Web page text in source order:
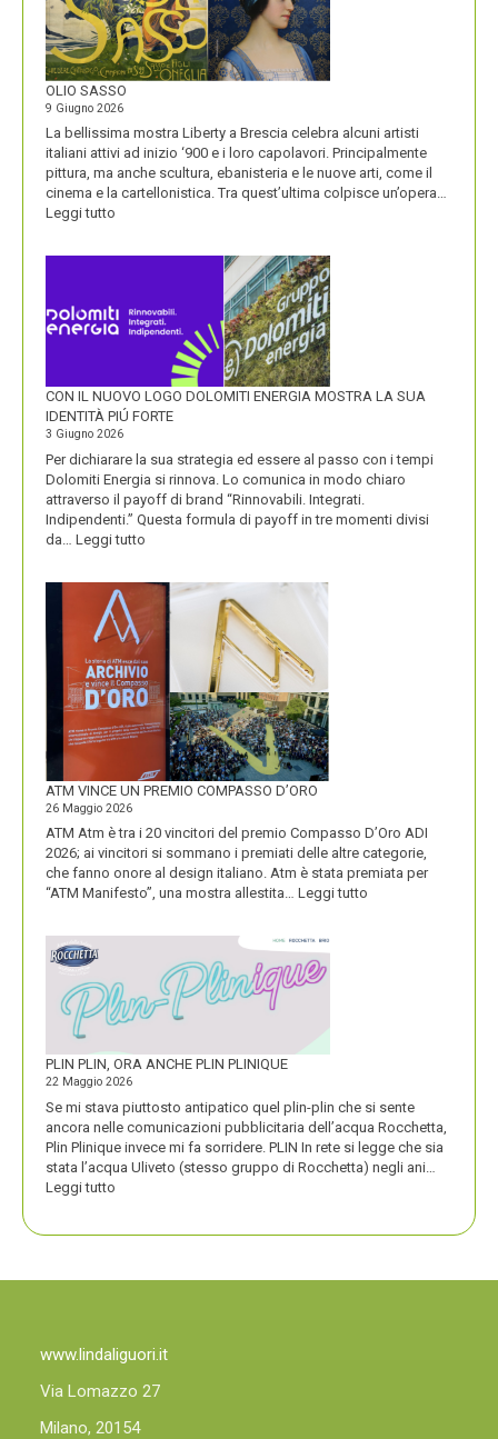
E
LA
VISIONE
ALL’ORIGINE
DI
NOME
OLIO SASSO
9 Giugno 2026
La bellissima mostra Liberty a Brescia celebra alcuni artisti
italiani attivi ad inizio ‘900 e i loro capolavori. Principalmente
pittura, ma anche scultura, ebanisteria e le nuove arti, come il
cinema e la cartellonistica. Tra quest’ultima colpisce un’opera…
Leggi tutto
SASSO
CON IL NUOVO LOGO DOLOMITI ENERGIA MOSTRA LA SUA
IDENTITÀ PIÚ FORTE
3 Giugno 2026
Per dichiarare la sua strategia ed essere al passo con i tempi
Dolomiti Energia si rinnova. Lo comunica in modo chiaro
attraverso il payoff di brand “Rinnovabili. Integrati.
Indipendenti.” Questa formula di payoff in tre momenti divisi
da… Leggi tutto
NUOVO
LOGO
DOLOMITI
ENERGIA
MOSTRA
LA
SUA
IDENTITÀ
FORTE
ATM VINCE UN PREMIO COMPASSO D’ORO
26 Maggio 2026
ATM Atm è tra i 20 vincitori del premio Compasso D’Oro ADI
2026; ai vincitori si sommano i premiati delle altre categorie,
che fanno onore al design italiano. Atm è stata premiata per
“ATM Manifesto”, una mostra allestita… Leggi tutto
PLIN PLIN, ORA ANCHE PLIN PLINIQUE
22 Maggio 2026
Se mi stava piuttosto antipatico quel plin-plin che si sente
ancora nelle comunicazioni pubblicitaria dell’acqua Rocchetta,
Plin Plinique invece mi fa sorridere. PLIN In rete si legge che sia
stata l’acqua Uliveto (stesso gruppo di Rocchetta) negli ani…
Leggi tutto
www.lindaliguori.it
Via Lomazzo 27
Milano, 20154